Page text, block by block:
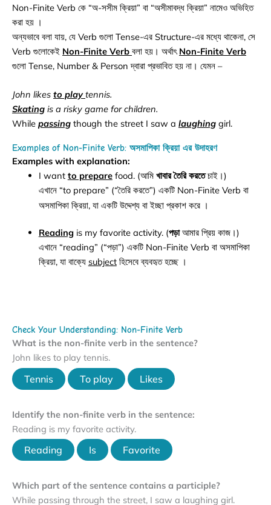
Non-Finite Verb কে “অ-সসীম ক্রিয়া” বা “অসীমাবদ্ধ ক্রিয়া” নামেও অভিহিত
করা হয় ।
অন্যভাবে বলা যায়, যে Verb গুলো Tense-এর Structure-এর মধ্যে থাকেনা, সে
Verb গুলোকেই Non-Finite Verb বলা হয়। অর্থাৎ Non-Finite Verb
গুলো Tense, Number & Person দ্বারা প্রভাবিত হয় না। যেমন –
John likes to playtennis.
Skating is a risky game for children.
While passing though the street I saw a laughing girl.
Examples of Non-Finite Verb: অসমাপিকা ক্রিয়া এর উদাহরণ
Examples with explanation:
I want to preparefood. (আমি খাবার তৈরি করতেচাই।)
এখানে “to prepare” (“তৈরি করতে”) একটি Non-Finite Verb বা
অসমাপিকা ক্রিয়া, যা একটি উদ্দেশ্য বা ইচ্ছা প্রকাশ করে ।
Readingis my favorite activity. (পড়াআমার প্রিয় কাজ।)
এখানে “reading” (“পড়া”) একটি Non-Finite Verb বা অসমাপিকা
ক্রিয়া, যা বাক্যে subjectহিসেবে ব্যবহৃত হচ্ছে ।
Check Your Understanding: Non-Finite Verb
What is the non-finite verb in the sentence?
John likes to play tennis.
Tennis To play Likes
Identify the non-finite verb in the sentence:
Reading is my favorite activity.
Reading Is Favorite
Which part of the sentence contains a participle?
While passing through the street, I saw a laughing girl.